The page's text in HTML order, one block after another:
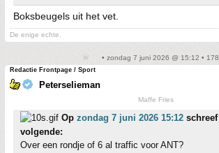
Boksbeugels uit het vet.
De enige echte.
• zondag 7 juni 2026 @ 15:12 • 178
Redactie Frontpage / Sport
Peterselieman
Maffe Fries
Op zondag 7 juni 2026 15:12 schreef
volgende:
Over een rondje of 6 al traffic voor ANT?